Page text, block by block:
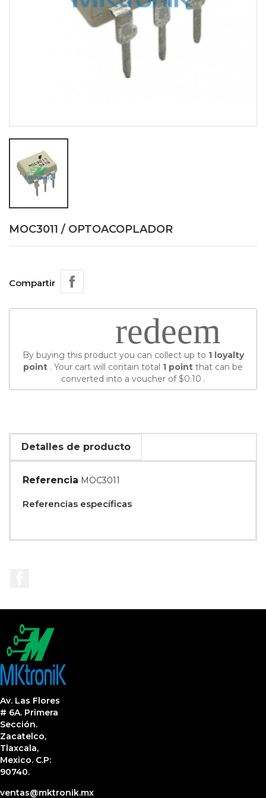
MOC3011 / OPTOACOPLADOR
Compartir
redeem
By buying this product you can collect up to 1loyalty
point . Your cart will contain total 1 point that can be
converted into a voucher of$0.10 .
Detalles de producto
Referencia MOC3011
Referencias específicas
Av. Las Flores
# 6A. Primera
Sección.
Zacatelco,
Tlaxcala,
Mexico. C.P:
90740.
ventas@mktronik.mx